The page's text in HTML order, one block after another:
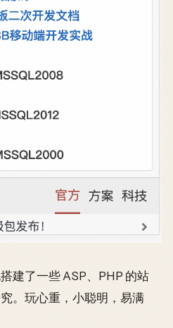
建了一些 ASP、PHP 的站
。玩心重，小聪明，易满